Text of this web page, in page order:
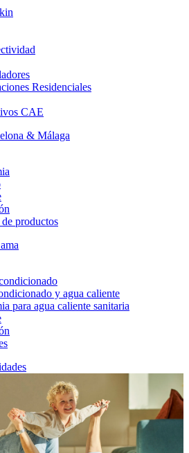
Residenciales
CAE
& Málaga
productos
y agua caliente
para agua caliente sanitaria